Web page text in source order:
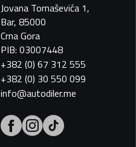
Jovana Tomaševića 1,
Bar, 85000
Crna Gora
PIB: 03007448
+382 (0) 67 312 555
+382 (0) 30 550 099
info@autodiler.me